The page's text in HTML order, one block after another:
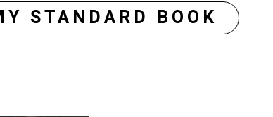
STANDARD BOOK